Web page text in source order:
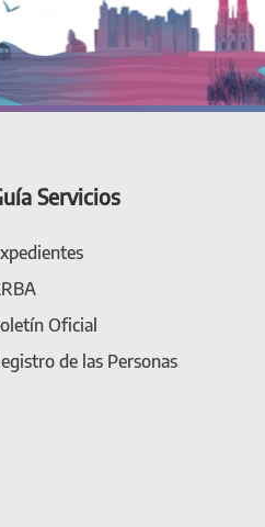
Servicios
Oficial
de las Personas